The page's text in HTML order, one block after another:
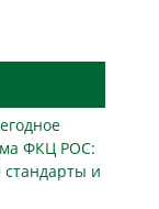
ФКЦ РОС:
и